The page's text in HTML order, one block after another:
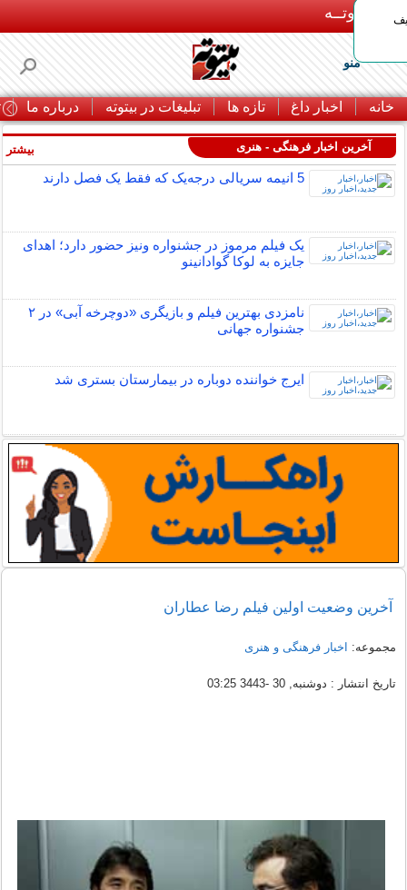
بـیتوتــه
منو
خانه اخبار داغ تازه ها تبلیغات در بیتوته درباره ما
آخرین اخبار فرهنگی - هنری
5 انیمه سریالی درجه‌یک که فقط یک فصل دارند
یک فیلم مرموز در جشنواره ونیز حضور دارد؛ اهدای
جایزه به لوکا گوادانینو
نامزدی بهترین فیلم و بازیگری «دوچرخه آبی» در ۲
جشنواره جهانی
ایرج خواننده دوباره در بیمارستان بستری شد
بیشتر
آخرین وضعیت اولین فیلم رضا عطاران
مجموعه: اخبار فرهنگی و هنری
تاریخ انتشار : دوشنبه, 30 -3443 03:25